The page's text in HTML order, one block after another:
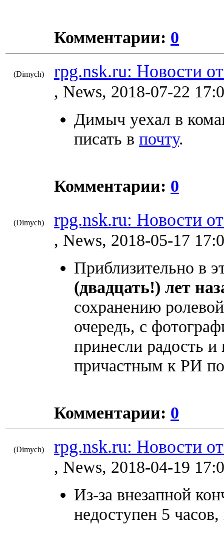
Комментарии: 0
(Dimych) rpg.nsk.ru: Новости
, News, 2018-07-22
Димыч уехал в
писать в почту.
Комментарии: 0
(Dimych) rpg.nsk.ru: Новости
, News, 2018-05-17
Приблизительно в
(двадцать!) лет
сохранению
очередь, с
принесли радость
причастным к РИ
Комментарии: 0
(Dimych) rpg.nsk.ru: Новости
, News, 2018-04-19
Из-за внезапной
недоступен 5